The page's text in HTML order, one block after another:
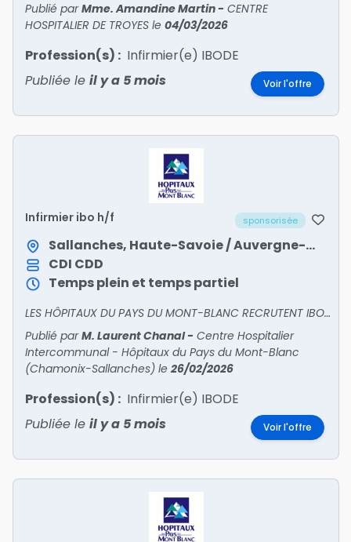
Publié parMme. Amandine Martin- CENTRE
HOSPITALIER DE TROYES le 04/03/2026
Profession(s) : Infirmier(e) IBODE
Publiée le il y a 5 mois Voir l'offre
Infirmier ibo h/f sponsorisée
Sallanches, Haute-Savoie / Auvergne-Rhône-Alpes
CDI CDD
Temps plein et temps partiel
LES HÔPITAUX DU PAYS DU MONT-BLANC RECRUTENT IBODE, INFIRMIER(E) DE BLOC OPÉRATOIREUn hôpital dynamique au pied du Mont-Blanc, entre lacs et montagnes, à 20 minutes de Chamonix et des stations de
Publié parM. Laurent Chanal- Centre Hospitalier
Intercommunal - Hôpitaux du Pays du Mont-Blanc
(Chamonix-Sallanches) le 26/02/2026
Profession(s) : Infirmier(e) IBODE
Publiée le il y a 5 mois Voir l'offre